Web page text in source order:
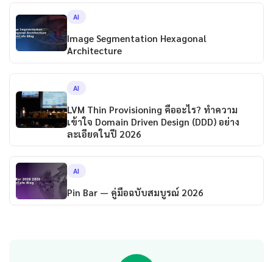
AI
Image Segmentation Hexagonal
Architecture
AI
LVM Thin Provisioning คืออะไร? ทำความ
เข้าใจ Domain Driven Design (DDD) อย่าง
ละเอียดในปี 2026
AI
Pin Bar — คู่มือฉบับสมบูรณ์ 2026